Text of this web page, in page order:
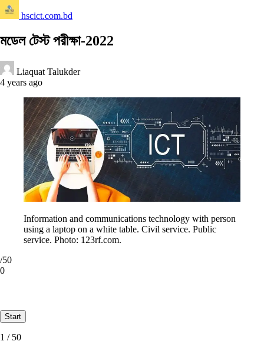
hscict.com.bd
মডেল টেস্ট পরীক্ষা-2022
Liaquat Talukder
4 years ago
Information and communications technology with person
using a laptop on a white table. Civil service. Public
service. Photo: 123rf.com.
/50
0
1 / 50